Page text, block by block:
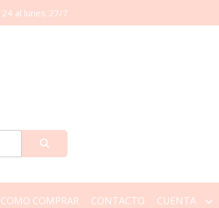
al lunes 27/7
COMO COMPRAR CONTACTO CUENTA